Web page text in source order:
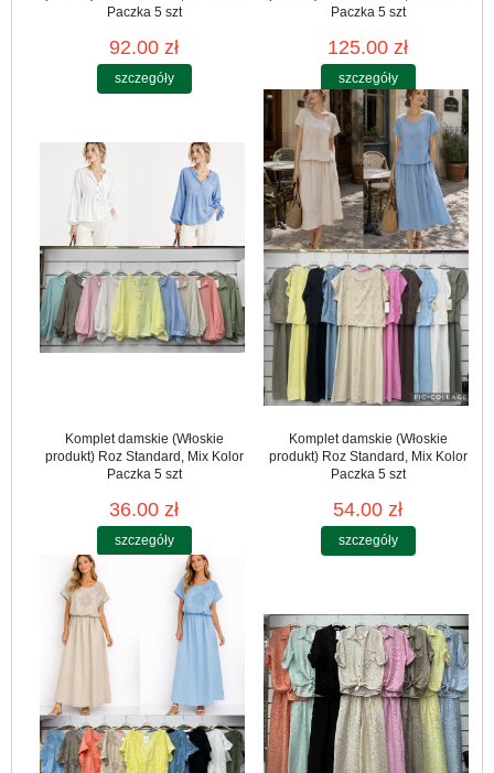
Paczka 5 szt
92.00 zł
szczegóły
Paczka 5 szt
125.00 zł
szczegóły
Komplet damskie (Włoskie
produkt) Roz Standard, Mix Kolor
Paczka 5 szt
36.00 zł
szczegóły
Komplet damskie (Włoskie
produkt) Roz Standard, Mix Kolor
Paczka 5 szt
54.00 zł
szczegóły